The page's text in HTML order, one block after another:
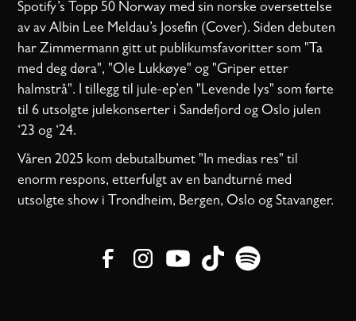
Spotify’s Topp 50 Norway med sin norske oversettelse
av av Albin Lee Meldau’s Josefin (Cover). Siden debuten
har Zimmermann gitt ut publikumsfavoritter som "Ta
med deg døra", "Ole Lukkøye" og "Griper etter
halmstrå". I tillegg til jule-ep’en "Levende lys" som førte
til 6 utsolgte julekonserter i Sandefjord og Oslo julen
‘23 og ‘24.
Våren 2025 kom debutalbumet "In medias res" til
enorm respons, etterfulgt av en bandturné med
utsolgte show i Trondheim, Bergen, Oslo og Stavanger.